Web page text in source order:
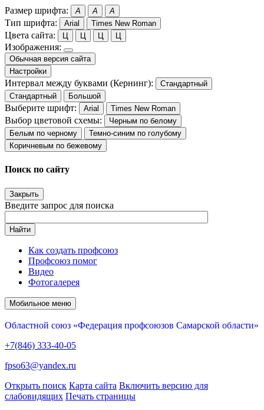
Размер шрифта: A A A
Тип шрифта: Arial Times New Roman
Цвета сайта: Ц Ц Ц Ц
Изображения:
Обычная версия сайта
Настройки
Интервал между буквами (Кернинг):
Стандартный
Стандартный
Большой
Выберите шрифт: Arial Times New Roman
Выбор цветовой схемы:
Черным по белому
Белым по черному
Темно-синим по голубому
Коричневым по бежевому
Поиск по сайту
Закрыть
Введите запрос для поиска
Найти
Как создать профсоюз
Профсоюз помог
Видео
Фотогалерея
Мобильное меню
Областной союз «Федерация профсоюзов Самарской области»
+7(846) 333-40-05
fpso63@yandex.ru
Открыть поиск Карта сайта Включить версию для
слабовидящих Печать страницы